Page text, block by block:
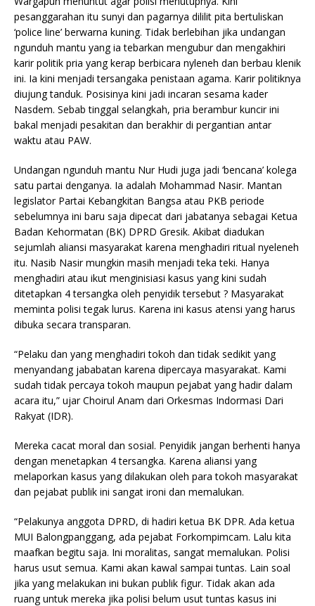
pesanggarahan itu sunyi dan pagarnya dililit pita bertuliskan
‘police line’ berwarna kuning. Tidak berlebihan jika undangan
ngunduh mantu yang ia tebarkan mengubur dan mengakhiri
karir politik pria yang kerap berbicara nyleneh dan berbau klenik
ini. Ia kini menjadi tersangaka penistaan agama. Karir politiknya
diujung tanduk. Posisinya kini jadi incaran sesama kader
Nasdem. Sebab tinggal selangkah, pria berambur kuncir ini
bakal menjadi pesakitan dan berakhir di pergantian antar
waktu atau PAW.
Undangan ngunduh mantu Nur Hudi juga jadi ‘bencana’ kolega
satu partai denganya. Ia adalah Mohammad Nasir. Mantan
legislator Partai Kebangkitan Bangsa atau PKB periode
sebelumnya ini baru saja dipecat dari jabatanya sebagai Ketua
Badan Kehormatan (BK) DPRD Gresik. Akibat diadukan
sejumlah aliansi masyarakat karena menghadiri ritual nyeleneh
itu. Nasib Nasir mungkin masih menjadi teka teki. Hanya
menghadiri atau ikut menginisiasi kasus yang kini sudah
ditetapkan 4 tersangka oleh penyidik tersebut ? Masyarakat
meminta polisi tegak lurus. Karena ini kasus atensi yang harus
dibuka secara transparan.
“Pelaku dan yang menghadiri tokoh dan tidak sedikit yang
menyandang jababatan karena dipercaya masyarakat. Kami
sudah tidak percaya tokoh maupun pejabat yang hadir dalam
acara itu,” ujar Choirul Anam dari Orkesmas Indormasi Dari
Rakyat (IDR).
Mereka cacat moral dan sosial. Penyidik jangan berhenti hanya
dengan menetapkan 4 tersangka. Karena aliansi yang
melaporkan kasus yang dilakukan oleh para tokoh masyarakat
dan pejabat publik ini sangat ironi dan memalukan.
“Pelakunya anggota DPRD, di hadiri ketua BK DPR. Ada ketua
MUI Balongpanggang, ada pejabat Forkompimcam. Lalu kita
maafkan begitu saja. Ini moralitas, sangat memalukan. Polisi
harus usut semua. Kami akan kawal sampai tuntas. Lain soal
jika yang melakukan ini bukan publik figur. Tidak akan ada
ruang untuk mereka jika polisi belum usut tuntas kasus ini